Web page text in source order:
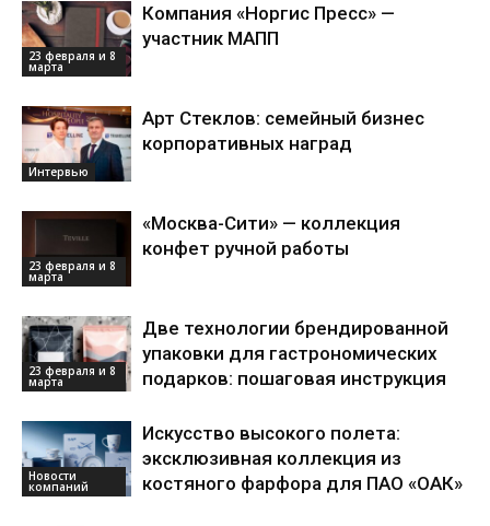
23 февраля и 8
марта
Компания «Норгис Пресс» —
участник МАПП
Интервью
Арт Стеклов: семейный бизнес
корпоративных наград
23 февраля и 8
марта
«Москва-Сити» — коллекция
конфет ручной работы
23 февраля и 8
марта
Две технологии брендированной
упаковки для гастрономических
подарков: пошаговая инструкция
Новости
компаний
Искусство высокого полета:
эксклюзивная коллекция из
костяного фарфора для ПАО «ОАК»